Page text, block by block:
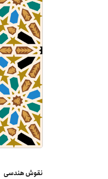
نقوش هندسی